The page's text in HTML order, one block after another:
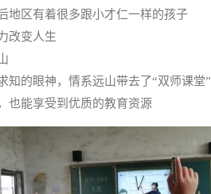
地区有着很多跟小才仁一样的孩子
改变人生
知的眼神，情系远山带去了“双师课堂”
也能享受到优质的教育资源